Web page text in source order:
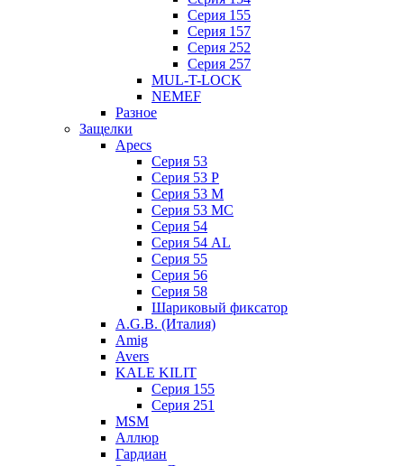
Серия 155
Серия 157
Серия 252
Серия 257
MUL-T-LOCK
NEMEF
Разное
Защелки
Apecs
Серия 53
Серия 53 P
Серия 53 М
Серия 53 МC
Серия 54
Серия 54 AL
Серия 55
Серия 56
Серия 58
Шариковый фиксатор
A.G.B. (Италия)
Amig
Avers
KALE KILIT
Серия 155
Серия 251
MSM
Аллюр
Гардиан